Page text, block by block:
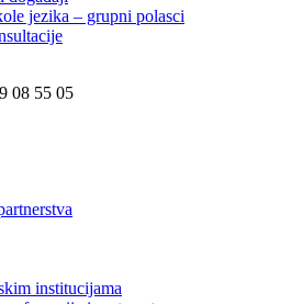
jezika – grupni polasci
08 55 05
institucijama